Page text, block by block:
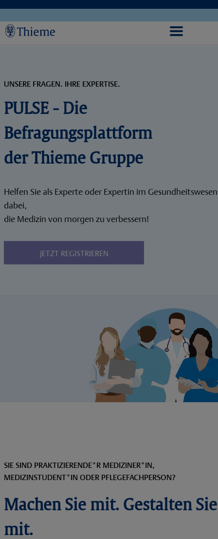
UNSERE FRAGEN. IHRE EXPERTISE.
PULSE - Die
Befragungsplattform
der Thieme Gruppe
Helfen Sie als Experte oder Expertin im Gesundheitswesen
dabei,
die Medizin von morgen zu verbessern!
JETZT REGISTRIEREN
SIE SIND PRAKTIZIERENDE*R MEDIZINER*IN,
MEDIZINSTUDENT*IN ODER PFLEGEFACHPERSON?
Machen Sie mit. Gestalten Sie
mit.